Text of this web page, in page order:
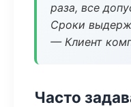
раза, все
Сроки
— Клиент
Часто